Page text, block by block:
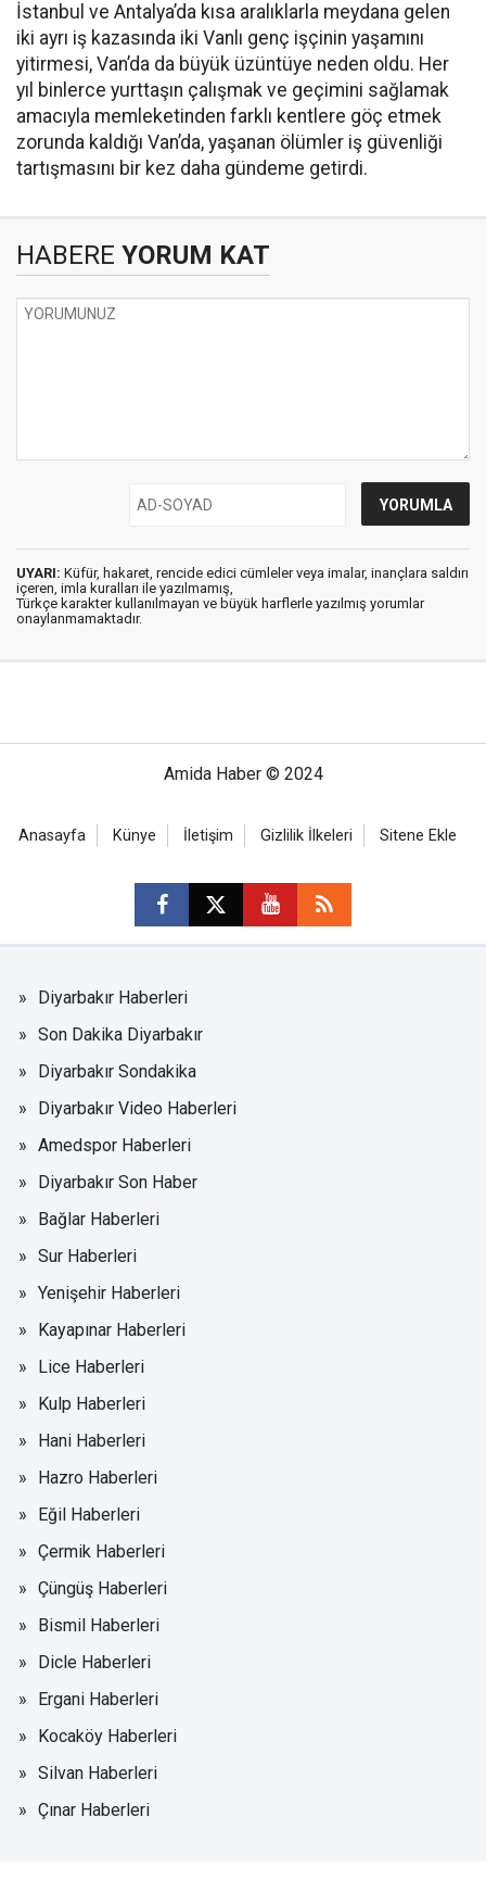
İstanbul ve Antalya’da kısa aralıklarla meydana gelen
iki ayrı iş kazasında iki Vanlı genç işçinin yaşamını
yitirmesi, Van’da da büyük üzüntüye neden oldu. Her
yıl binlerce yurttaşın çalışmak ve geçimini sağlamak
amacıyla memleketinden farklı kentlere göç etmek
zorunda kaldığı Van’da, yaşanan ölümler iş güvenliği
tartışmasını bir kez daha gündeme getirdi.
HABERE YORUM KAT
UYARI: Küfür, hakaret, rencide edici cümleler veya imalar, inançlara saldırı
içeren, imla kuralları ile yazılmamış,
Türkçe karakter kullanılmayan ve büyük harflerle yazılmış yorumlar
onaylanmamaktadır.
Amida Haber © 2024
Anasayfa Künye İletişim Gizlilik İlkeleri Sitene Ekle
Diyarbakır Haberleri
Son Dakika Diyarbakır
Diyarbakır Sondakika
Diyarbakır Video Haberleri
Amedspor Haberleri
Diyarbakır Son Haber
Bağlar Haberleri
Sur Haberleri
Yenişehir Haberleri
Kayapınar Haberleri
Lice Haberleri
Kulp Haberleri
Hani Haberleri
Hazro Haberleri
Eğil Haberleri
Çermik Haberleri
Çüngüş Haberleri
Bismil Haberleri
Dicle Haberleri
Ergani Haberleri
Kocaköy Haberleri
Silvan Haberleri
Çınar Haberleri